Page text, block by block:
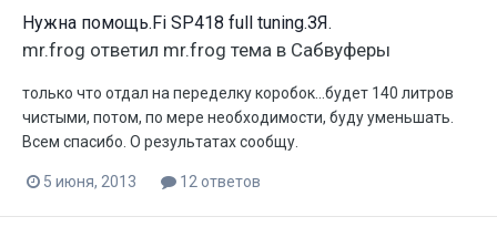
Нужна помощь.Fi SP418 full tuning.ЗЯ.
mr.frog ответил mr.frog тема в Сабвуферы
только что отдал на переделку коробок...будет 140 литров
чистыми, потом, по мере необходимости, буду уменьшать.
Всем спасибо. О результатах сообщу.
5 июня, 2013 12 ответов